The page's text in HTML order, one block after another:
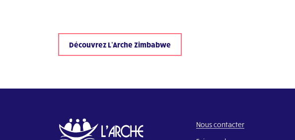
Découvrez L’Arche Zimbabwe
Nous contacter